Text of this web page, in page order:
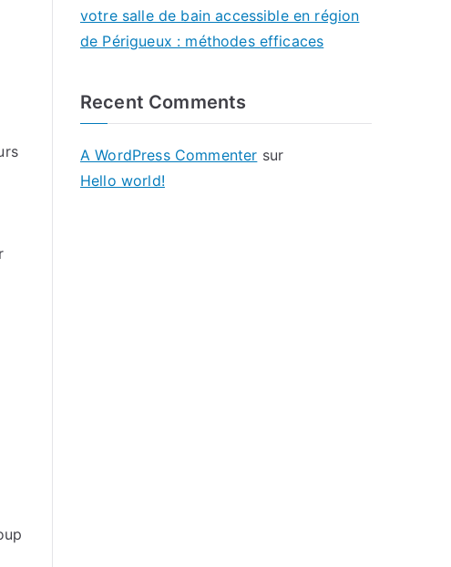
votre salle de bain accessible en région
de Périgueux : méthodes efficaces
Recent Comments
A WordPress Commenter sur
Hello world!